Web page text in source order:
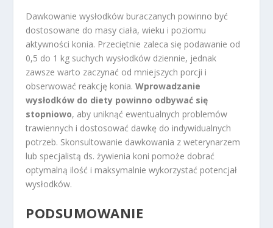
Dawkowanie wysłodków buraczanych powinno być
dostosowane do masy ciała, wieku i poziomu
aktywności konia. Przeciętnie zaleca się podawanie od
0,5 do 1 kg suchych wysłodków dziennie, jednak
zawsze warto zaczynać od mniejszych porcji i
obserwować reakcję konia.Wprowadzanie
wysłodków do diety powinno odbywać się
stopniowo, aby uniknąć ewentualnych problemów
trawiennych i dostosować dawkę do indywidualnych
potrzeb. Skonsultowanie dawkowania z weterynarzem
lub specjalistą ds. żywienia koni pomoże dobrać
optymalną ilość i maksymalnie wykorzystać potencjał
wysłodków.
PODSUMOWANIE